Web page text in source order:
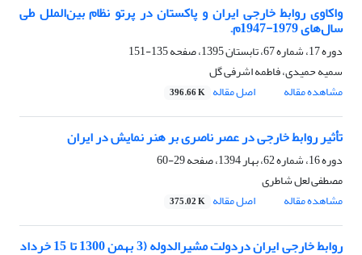
واکاوی روابط خارجی ایران و پاکستان در پرتو نظام بین‌الملل طی
سال‌های 1979-1947م.
دوره 17، شماره 67، تابستان 1395، صفحه
135-151
سمیه حمیدی، فاطمه اشرفی گل
مشاهده مقاله
اصل مقاله 396.66 K
تأثیر روابط خارجی در عصر ناصری بر هنر نمایش در ایران
دوره 16، شماره 62، بهار 1394، صفحه
29-60
مصطفی لعل شاطری
مشاهده مقاله
اصل مقاله 375.02 K
روابط خارجی ایران دردولت مشیرالدوله (3 بهمن 1300 تا 15 خرداد